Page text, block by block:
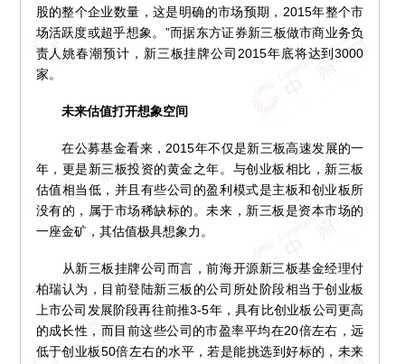
股的整个企业数量，这是明确的市场预期，2015年整个市
场活跃度或超乎想象。”而据东方证券新三板做市商业务负
责人姚春潮预计，新三板挂牌公司2015年底将达到3000
家。
未来估值打开想象空间
在公募基金看来，2015年不仅是新三板高速发展的一
年，更是新三板投资的黄金之年。与创业板相比，新三板
估值相当低，并且有些公司的盈利模式是主板和创业板所
没有的，属于市场稀缺标的。未来，新三板是资本市场的
一座金矿，其估值极具想象力。
从新三板挂牌公司而言，前海开源新三板基金经理付
柏瑞认为，目前登陆新三板的公司所处阶段相当于创业板
上市公司发展阶段再往前推3-5年，具有比创业板公司更高
的成长性，而目前这些公司的市盈率平均在20倍左右，远
低于创业板50倍左右的水平，若是能挑选到好标的，未来